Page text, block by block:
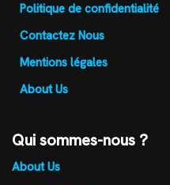
Politique de confidentialité
Contactez Nous
Mentions légales
About Us
Qui sommes-nous ?
About Us